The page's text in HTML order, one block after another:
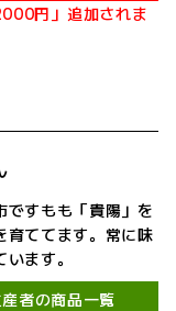
円」追加されま
ですもも「貴陽」を
育ててます。常に味
ます。
者の商品一覧